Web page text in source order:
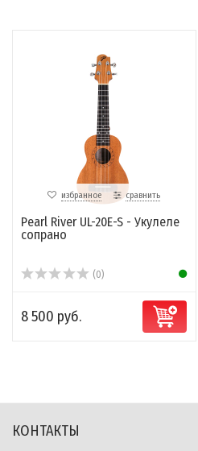
избранное сравнить
Pearl River UL-20E-S - Укулеле
сопрано
(0)
8 500 руб.
КОНТАКТЫ